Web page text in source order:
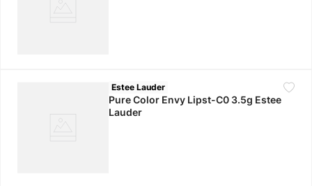
Estee Lauder
Pure Color Envy Lipst-C0 3.5g Estee
Lauder